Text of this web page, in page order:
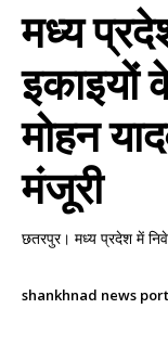
मध्य
इकाइयों
मोहन
मंजूरी
छतरपुर। मध्य प्रदेश में
shankhnad news